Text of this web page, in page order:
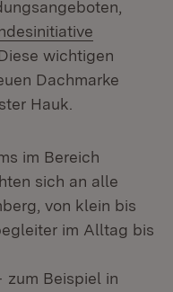
in neuem
Diese wichtigen
Dachmarke
Hauk.
im Bereich
sich an alle
von klein bis
im Alltag bis
in neuem
zum Beispiel in